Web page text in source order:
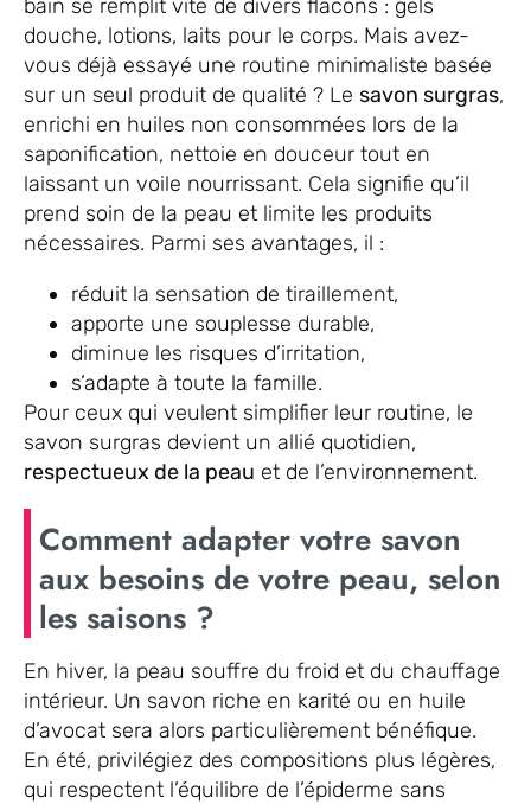
bain se remplit vite de divers flacons : gels
douche, lotions, laits pour le corps. Mais avez-
vous déjà essayé une routine minimaliste basée
sur un seul produit de qualité ? Le savon surgras,
enrichi en huiles non consommées lors de la
saponification, nettoie en douceur tout en
laissant un voile nourrissant. Cela signifie qu’il
prend soin de la peau et limite les produits
nécessaires. Parmi ses avantages, il :
réduit la sensation de tiraillement,
apporte une souplesse durable,
diminue les risques d’irritation,
s’adapte à toute la famille.
Pour ceux qui veulent simplifier leur routine, le
savon surgras devient un allié quotidien,
respectueux de la peau et de l’environnement.
Comment adapter votre savon
aux besoins de votre peau, selon
les saisons ?
En hiver, la peau souffre du froid et du chauffage
intérieur. Un savon riche en karité ou en huile
d’avocat sera alors particulièrement bénéfique.
En été, privilégiez des compositions plus légères,
qui respectent l’équilibre de l’épiderme sans